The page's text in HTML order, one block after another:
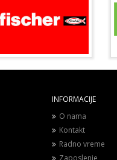
INFORMACIJE
O nama
Kontakt
Radno vreme
Zaposlenje